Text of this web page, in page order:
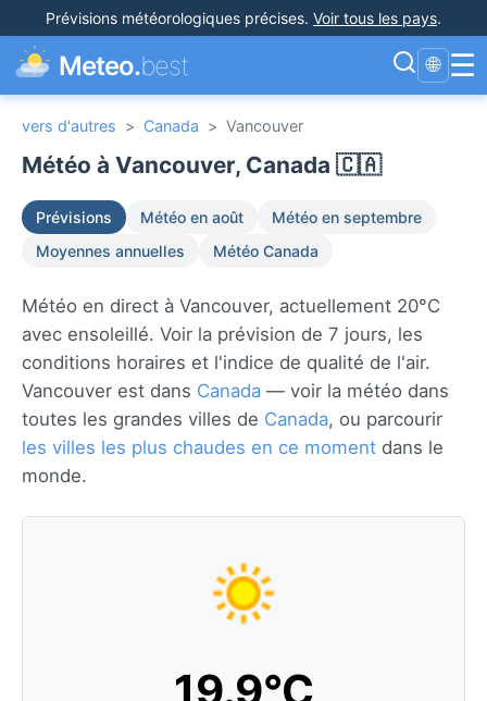
Prévisions météorologiques précises. Voir tous les pays.
Meteo.best 🌐 ☰
vers d'autres > Canada > Vancouver
Météo à Vancouver, Canada 🇨🇦
Prévisions Météo en août
Météo en septembre
Moyennes annuelles
Météo Canada
Météo en direct à Vancouver, actuellement 20°C
avec ensoleillé. Voir la prévision de 7 jours, les
conditions horaires et l'indice de qualité de l'air.
Vancouver est dans Canada — voir la météo dans
toutes les grandes villes de Canada, ou parcourir
les villes les plus chaudes en ce moment dans le
monde.